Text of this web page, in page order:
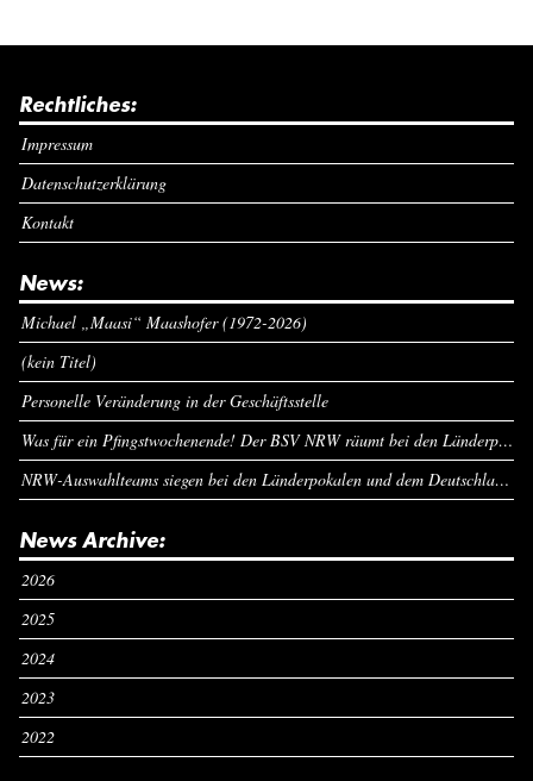
Rechtliches:
Impressum
Datenschutzerklärung
Kontakt
News:
Michael „Maasi“ Maashofer (1972-2026)
(kein Titel)
Personelle Veränderung in der Geschäftsstelle
Was für ein Pfingstwochenende! Der BSV NRW räumt bei den Länderpokalen ab
NRW-Auswahlteams siegen bei den Länderpokalen und dem Deutschlandcup an Pfingsten
News Archive:
2026
2025
2024
2023
2022